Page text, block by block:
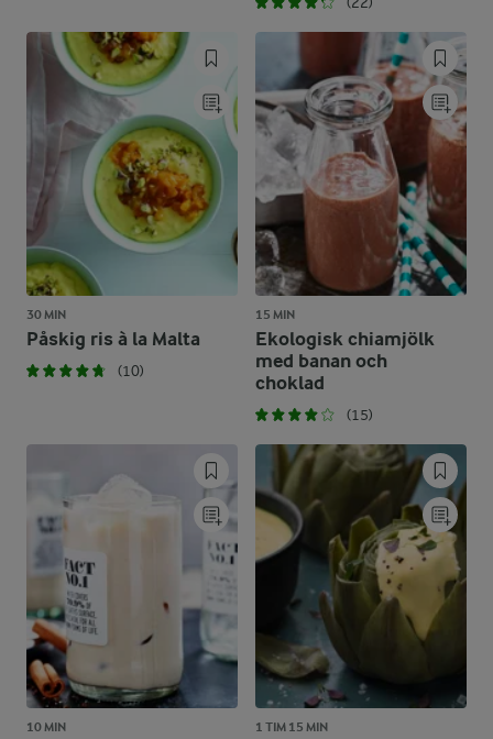
30 MIN
Påskig ris à la Malta
(10)
15 MIN
Ekologisk chiamjölk
med banan och
choklad
(15)
10 MIN 1 TIM 15 MIN